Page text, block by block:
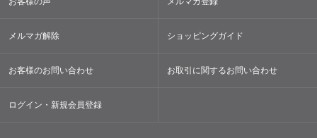
メルマガ解除 ショッピングガイド
お客様のお問い合わせ お取引に関するお問い合わせ
ログイン・新規会員登録